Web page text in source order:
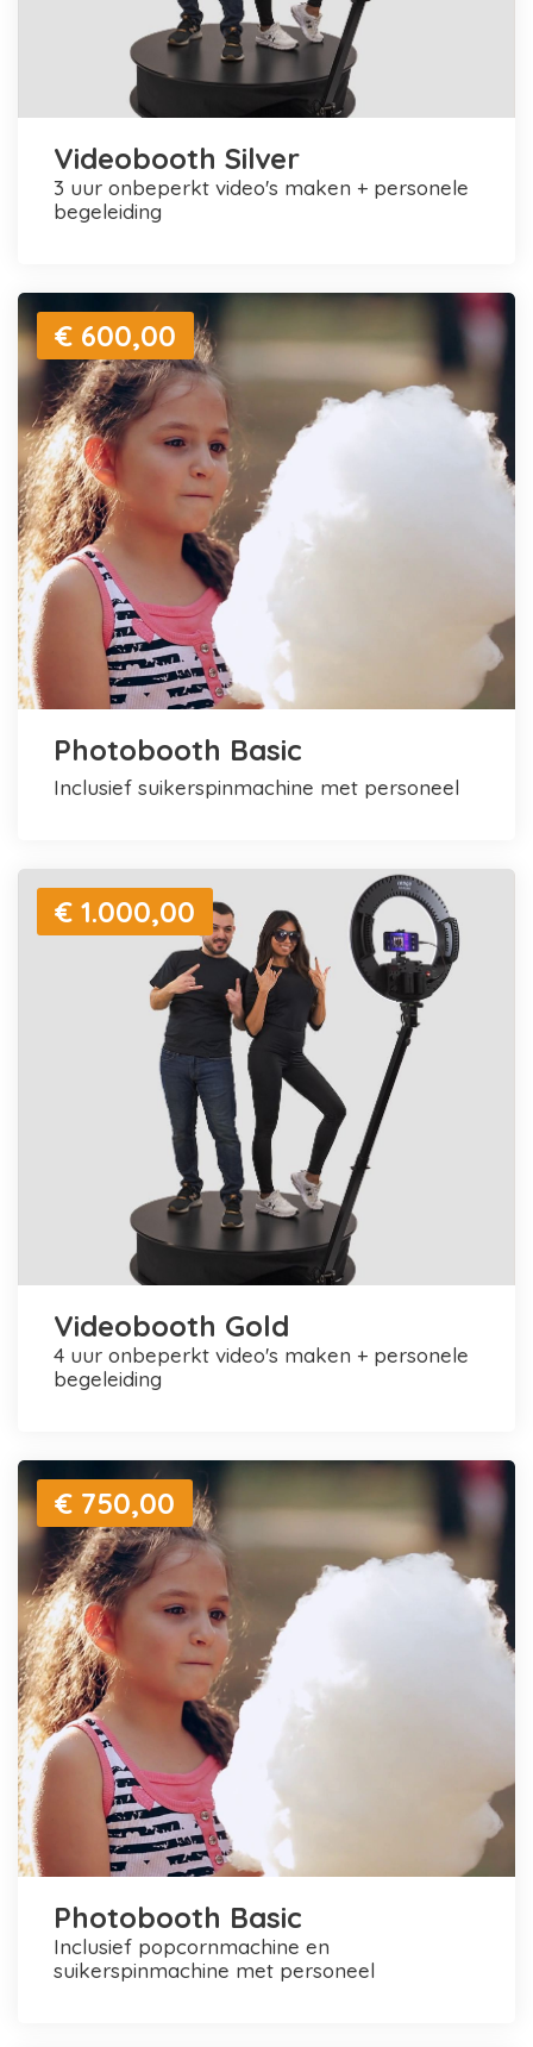
Videobooth Silver
3 uur onbeperkt video's maken + personele
begeleiding
€ 600,00
Photobooth Basic
inclusief suikerspinmachine met personeel
€ 1.000,00
Videobooth Gold
4 uur onbeperkt video's maken + personele
begeleiding
€ 750,00
Photobooth Basic
inclusief popcornmachine en
suikerspinmachine met personeel